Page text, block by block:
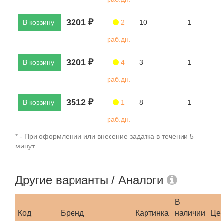
В корзину 3201 ₽ 2
раб.дн.
10 1
В корзину 3201 ₽ 4
раб.дн.
3 1
В корзину 3512 ₽ 1
раб.дн.
8 1
* - При оформлении или внесение задатка в течении 5
минут.
Другие варианты / Аналоги
Код Бренд Картинка
В
наличии